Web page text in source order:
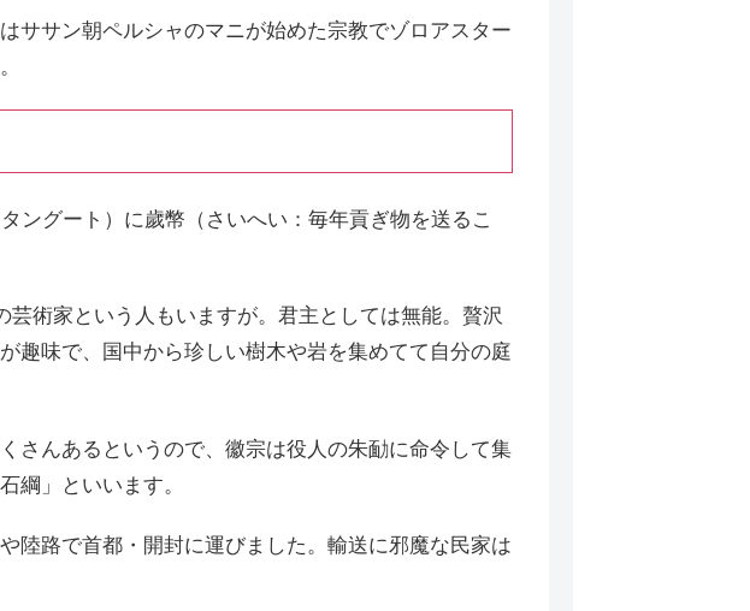
ササン朝ペルシャのマニが始めた宗教でゾロアスター
ングート）に歲幣（さいへい：毎年貢ぎ物を送るこ
術家という人もいますが。君主としては無能。贅沢
趣味で、国中から珍しい樹木や岩を集めてて自分の庭
さんあるというので、徽宗は役人の朱勔に命令して集
綱」といいます。
陸路で首都・開封に運びました。輸送に邪魔な民家は